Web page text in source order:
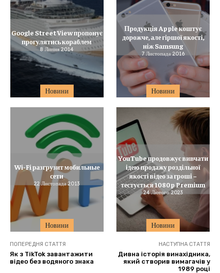
Новини
Google Street View пропонує
прогулятись кораблем
8 Липня 2014
Новини
Продукція Apple коштує
дорожче, але гіршої якості,
ніж Samsung
7 Листопада 2016
Новини
Wi-Fi разгрузит мобильные
сети
22 Листопада 2013
Новини
YouTube продовжує вивчати
ідею продажу роздільної
якості відео за гроші –
тестується 1080p Premium
24 Лютого 2023
ПОПЕРЕДНЯ СТАТТЯ
Як з TikTok завантажити
відео без водяного знака
НАСТУПНА СТАТТЯ
Дивна історія винахідника,
який створив вимагачів у
1989 році